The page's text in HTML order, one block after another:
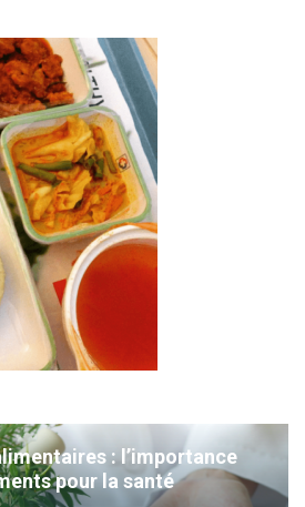
: l’importance
pour la santé